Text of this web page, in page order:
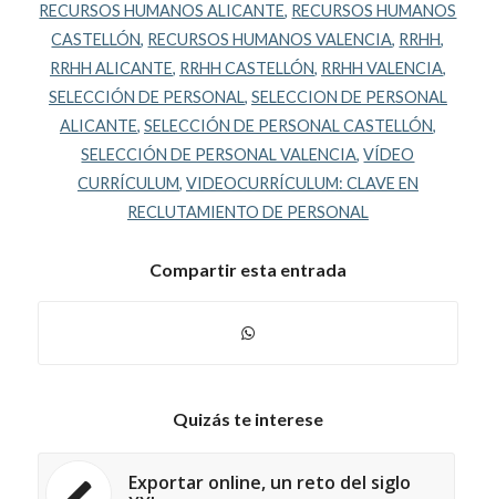
RECURSOS HUMANOS ALICANTE, RECURSOS HUMANOS
CASTELLÓN, RECURSOS HUMANOS VALENCIA, RRHH,
RRHH ALICANTE, RRHH CASTELLÓN, RRHH VALENCIA,
SELECCIÓN DE PERSONAL, SELECCION DE PERSONAL
ALICANTE, SELECCIÓN DE PERSONAL CASTELLÓN,
SELECCIÓN DE PERSONAL VALENCIA,VÍDEO
CURRÍCULUM, VIDEOCURRÍCULUM: CLAVE EN
RECLUTAMIENTO DE PERSONAL
Compartir esta entrada
Quizás te interese
Exportar online, un reto del siglo